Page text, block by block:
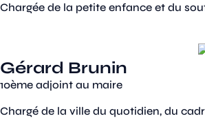
Chargée de la petite enfance et du
Gérard Brunin
10ème adjoint au maire
Chargé de la ville du quotidien, du